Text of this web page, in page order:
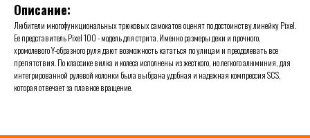
Описание:
Любители многофункциональных трюковых самокатов оценят по достоинству линейку Pixel.
Ее представитель Pixel 100 - модель для стрита. Именно размеры деки и прочного,
хромолевого Y-образного руля дают возможность кататься по улицам и преодолевать все
препятствия. По классике вилка и колеса исполнены из жесткого, но легкого алюминия, для
интегрированной рулевой колонки была выбрана удобная и надежная компрессия SCS,
которая отвечает за плавное вращение.